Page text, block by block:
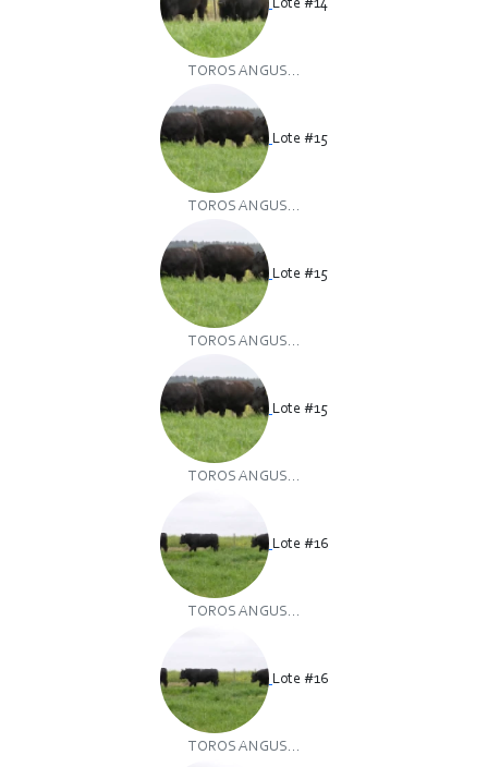
Lote #14
TOROS ANGUS...
Lote #15
TOROS ANGUS...
Lote #15
TOROS ANGUS...
Lote #15
TOROS ANGUS...
Lote #16
TOROS ANGUS...
Lote #16
TOROS ANGUS...